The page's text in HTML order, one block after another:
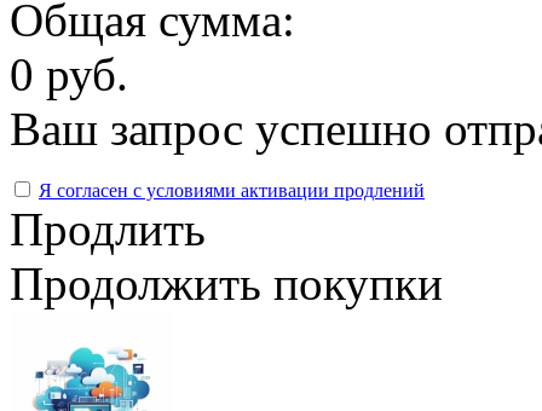
Общая сумма:
0 руб.
Ваш запрос успешно
Я согласен с условиями активации продлений
Продлить
Продолжить покупки